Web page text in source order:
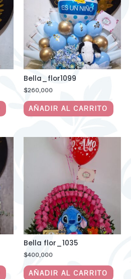
Bella_flor1099
$260,000
AÑADIR AL CARRITO
Bella flor_1035
$400,000
AÑADIR AL CARRITO